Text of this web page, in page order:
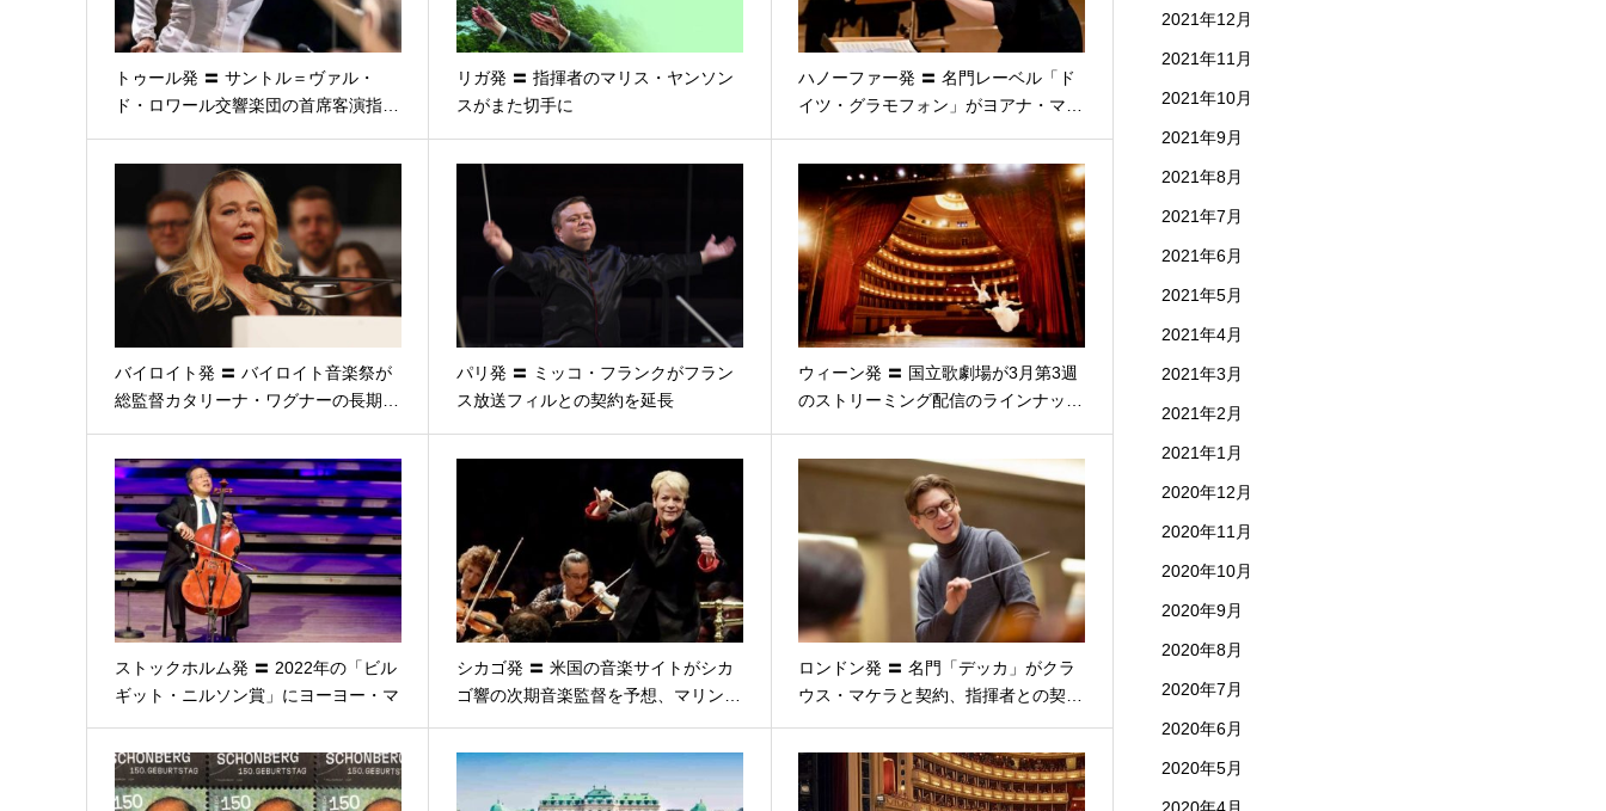
トゥール発 〓 サントル＝ヴァル・
ド・ロワール交響楽団の首席客演指…
リガ発 〓 指揮者のマリス・ヤンソン
スがまた切手に
ハノーファー発 〓 名門レーベル「ド
イツ・グラモフォン」がヨアナ・マ…
バイロイト発 〓 バイロイト音楽祭が
総監督カタリーナ・ワグナーの長期…
パリ発 〓 ミッコ・フランクがフラン
ス放送フィルとの契約を延長
ウィーン発 〓 国立歌劇場が3月第3週
のストリーミング配信のラインナッ…
ストックホルム発 〓 2022年の「ビル
ギット・ニルソン賞」にヨーヨー・マ
シカゴ発 〓 米国の音楽サイトがシカ
ゴ響の次期音楽監督を予想、マリン…
ロンドン発 〓 名門「デッカ」がクラ
ウス・マケラと契約、指揮者との契…
2021年12月
2021年11月
2021年10月
2021年9月
2021年8月
2021年7月
2021年6月
2021年5月
2021年4月
2021年3月
2021年2月
2021年1月
2020年12月
2020年11月
2020年10月
2020年9月
2020年8月
2020年7月
2020年6月
2020年5月